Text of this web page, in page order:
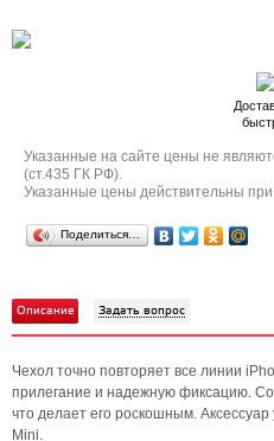
Указанные на сайте цены не
(ст.435 ГК РФ).
Указанные цены действительны
Поделиться…
Описание Задать вопрос
Чехол точно повторяет все линии
прилегание и надежную фиксацию.
что делает его роскошным.
Mini.